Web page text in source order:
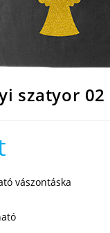
szatyor 02
vászontáska